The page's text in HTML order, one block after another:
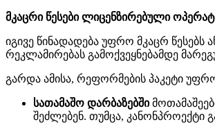
მკაცრი წესები ლიცენზირებული
იგივე წინადადება უფრო მკაცრ
რეკლამირებას გამოქვეყნებამდე
გარდა ამისა, რეფორმების პაკეტი
სათამაშო დარბაზებში
შეძლებენ. თუმცა, კანონპროექტი